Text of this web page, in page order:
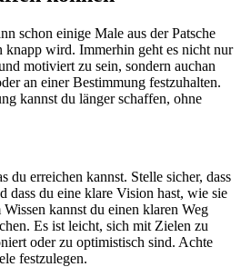
schon einige Male aus der Patsche
wird. Immerhin geht es nicht nur
motiviert zu sein, sondern auchan
an einer Bestimmung festzuhalten.
kannst du länger schaffen, ohne
du erreichen kannst. Stelle sicher, dass
dass du eine klare Vision hast, wie sie
kannst du einen klaren Weg
Es ist leicht, sich mit Zielen zu
oder zu optimistisch sind. Achte
festzulegen.